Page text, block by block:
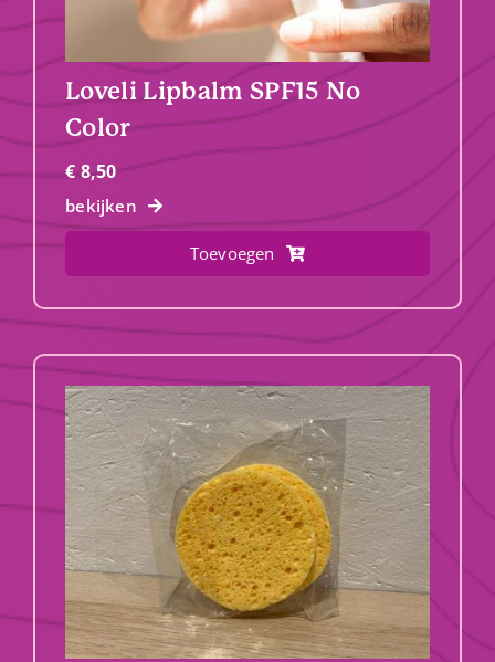
Loveli Lipbalm SPF15 No
Color
€ 8,50
bekijken
Toevoegen